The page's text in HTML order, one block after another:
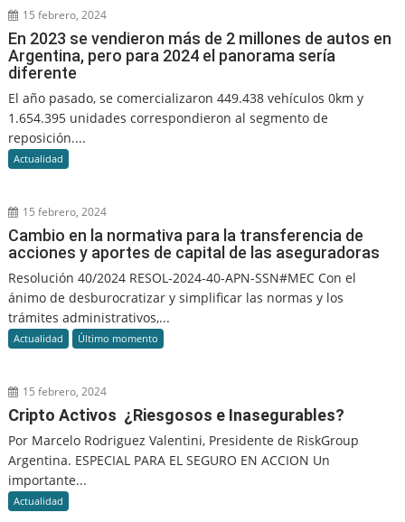
15 febrero, 2024
En 2023 se vendieron más de 2 millones de autos en
Argentina, pero para 2024 el panorama sería
diferente
El año pasado, se comercializaron 449.438 vehículos 0km y
1.654.395 unidades correspondieron al segmento de
reposición....
Actualidad
15 febrero, 2024
Cambio en la normativa para la transferencia de
acciones y aportes de capital de las aseguradoras
Resolución 40/2024 RESOL-2024-40-APN-SSN#MEC Con el
ánimo de desburocratizar y simplificar las normas y los
trámites administrativos,...
Actualidad Último momento
15 febrero, 2024
Cripto Activos ¿Riesgosos e Inasegurables?
Por Marcelo Rodriguez Valentini, Presidente de RiskGroup
Argentina. ESPECIAL PARA EL SEGURO EN ACCION Un
importante...
Actualidad